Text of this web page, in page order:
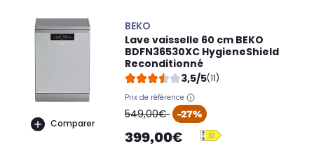
Comparer
BEKO
Lave vaisselle 60 cm BEKO
BDFN36530XC HygieneShield
Reconditionné
3,5/5(11)
Prix de référence
oldPrice
549,00€ -27%
399,00€